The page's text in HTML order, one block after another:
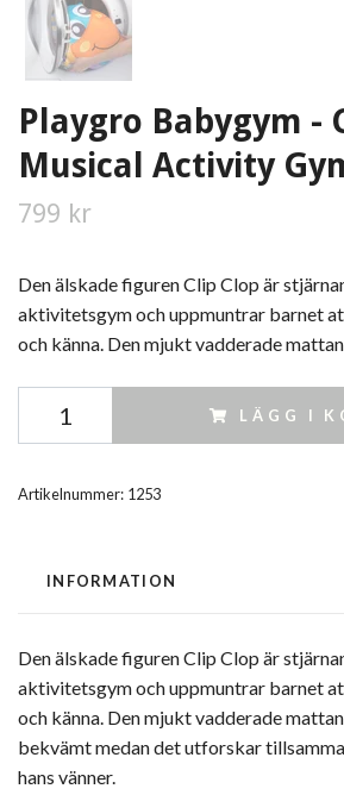
Playgro Babygym -
Musical Activity
799 kr
Den älskade figuren Clip Clop är
aktivitetsgym och uppmuntrar barnet
och känna. Den mjukt vadderade mattan
LÄGG I
Artikelnummer: 1253
INFORMATION
Den älskade figuren Clip Clop är
aktivitetsgym och uppmuntrar barnet
och känna. Den mjukt vadderade
bekvämt medan det utforskar
hans vänner.